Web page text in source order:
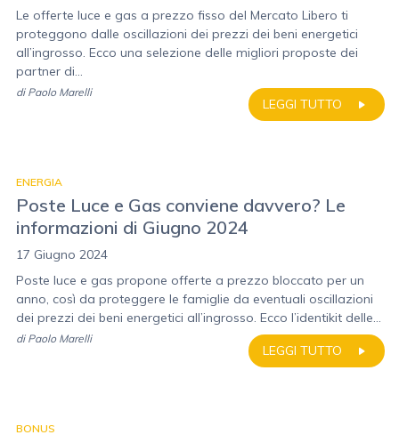
Le offerte luce e gas a prezzo fisso del Mercato Libero ti
proteggono dalle oscillazioni dei prezzi dei beni energetici
all’ingrosso. Ecco una selezione delle migliori proposte dei
partner di...
LEGGI TUTTO
di Paolo Marelli
ENERGIA
Poste Luce e Gas conviene davvero? Le
informazioni di Giugno 2024
17 Giugno 2024
Poste luce e gas propone offerte a prezzo bloccato per un
anno, così da proteggere le famiglie da eventuali oscillazioni
dei prezzi dei beni energetici all’ingrosso. Ecco l’identikit delle...
LEGGI TUTTO
di Paolo Marelli
BONUS